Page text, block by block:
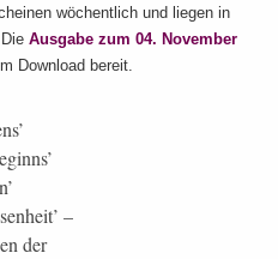
wöchentlich und liegen in
DieAusgabe zum 04. November
Download bereit.
–
der